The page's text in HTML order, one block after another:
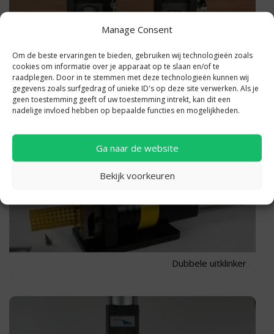
Manage Consent
Om de beste ervaringen te bieden, gebruiken wij technologieën zoals
cookies om informatie over je apparaat op te slaan en/of te
raadplegen. Door in te stemmen met deze technologieën kunnen wij
gegevens zoals surfgedrag of unieke ID's op deze site verwerken. Als je
geen toestemming geeft of uw toestemming intrekt, kan dit een
nadelige invloed hebben op bepaalde functies en mogelijkheden.
Ga naar de website
Bekijk voorkeuren
Uitklinkers
Dubbele uitklinker